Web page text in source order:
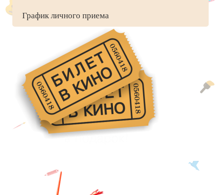
График личного приема